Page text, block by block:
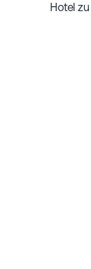
Hotel